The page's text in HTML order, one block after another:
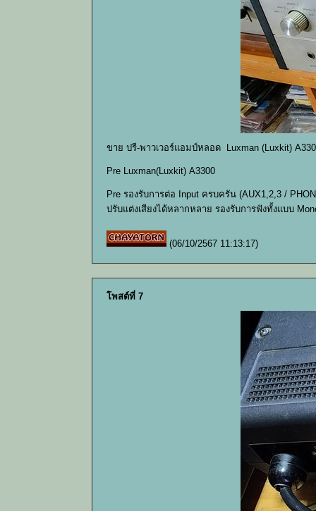
ขาย ปรี-พาวเวอร์แอมป์หลอด Luxman (Luxkit)
Pre Luxman(Luxkit) A3300
Pre รองรับการต่อ Input ครบครัน (AUX1,2,3 /
ปรับแต่งเสียงได้หลากหลาย รองรับการฟังทั้งแบบ
(06/10/2567 11:13:17)
โพสต์ที่ 7